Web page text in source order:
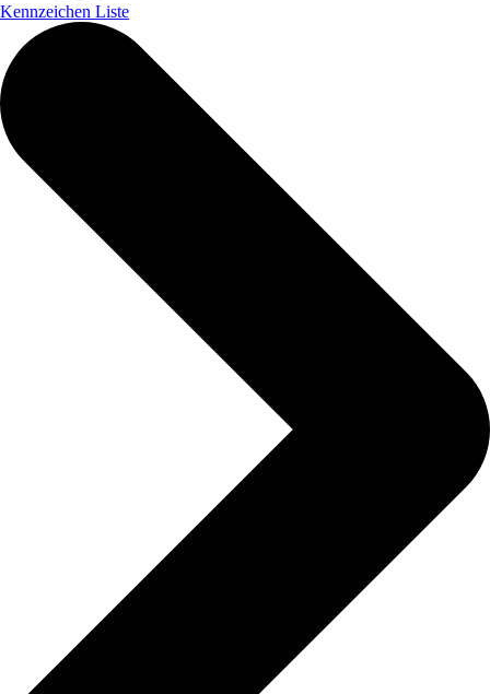
Kennzeichen Liste